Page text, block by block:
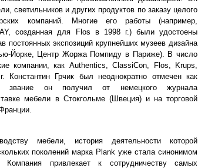
светильников и других продуктов по заказу целого
компаний. Многие его работы (например,
созданная для Flos в 1998 г.) были удостоены
постоянных экспозиций крупнейших музеев дизайна
Йорке, Центр Жоржа Помпиду в Париже). В число
компании, как Authentics, ClassiCon, Flos, Krups,
Грчик был неоднократно отмечен как
звание он получил от немецкого журнала
мебели в Стокгольме (Швеция) и на торговой
мебели, история деятельности которой
поколений марка Plank уже стала синонимом
Компания привлекает к сотрудничеству самых